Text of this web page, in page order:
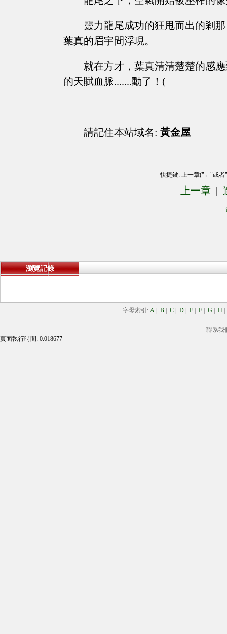
靈力龍尾成功的狂甩而出的剎
葉真的眉宇間浮現。
就在方才，葉真清清楚楚的感
的天賦血脈.......動了！(
請記住本站域名: 黃金屋
快捷鍵: 上一章("←"或
上一章 |
瀏覽記錄
字母索引: A B C D E F G H
聯系我
頁面執行時間: 0.018677